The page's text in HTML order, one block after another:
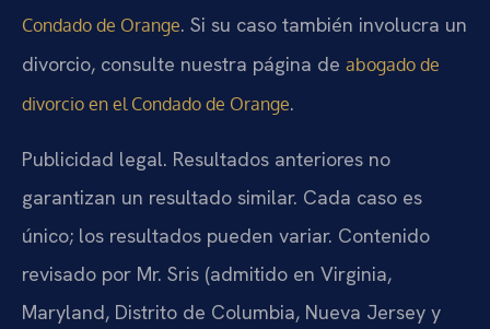
Condado de Orange. Si su caso también involucra un
divorcio, consulte nuestra página de abogado de
divorcio en el Condado de Orange.
Publicidad legal. Resultados anteriores no
garantizan un resultado similar. Cada caso es
único; los resultados pueden variar. Contenido
revisado por Mr. Sris (admitido en Virginia,
Maryland, Distrito de Columbia, Nueva Jersey y